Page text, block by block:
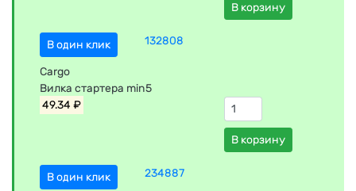
В корзину
В один клик 132808
Cargo
Вилка стартера min5
49.34 ₽
В корзину
В один клик 234887